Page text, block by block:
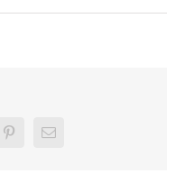
PinterestEmail